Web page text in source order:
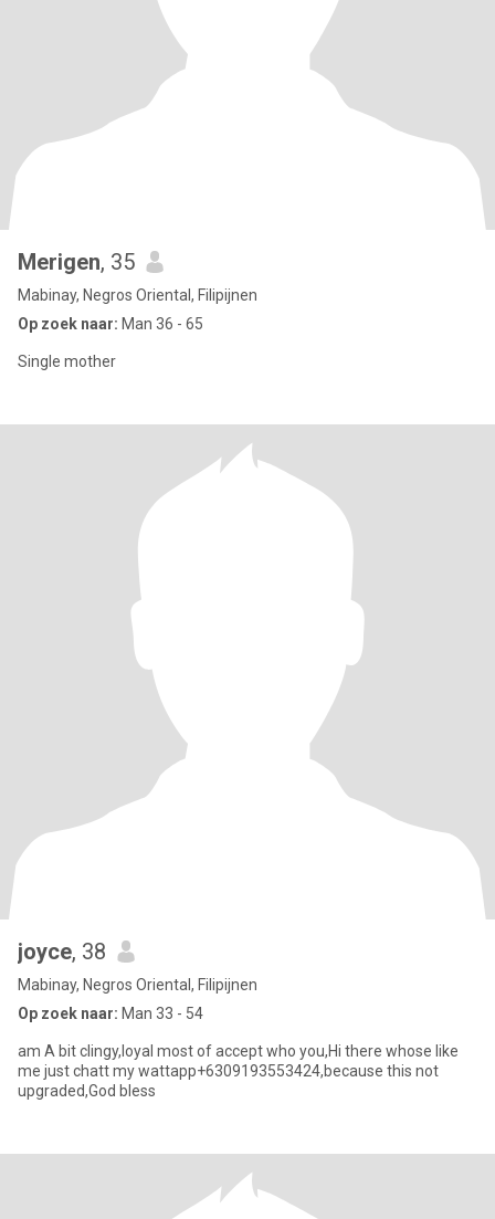
Merigen, 35
Mabinay, Negros Oriental, Filipijnen
Op zoek naar: Man 36 - 65
Single mother
joyce, 38
Mabinay, Negros Oriental, Filipijnen
Op zoek naar: Man 33 - 54
am A bit clingy,loyal most of accept who you,Hi there whose like
me just chatt my wattapp+6309193553424,because this not
upgraded,God bless